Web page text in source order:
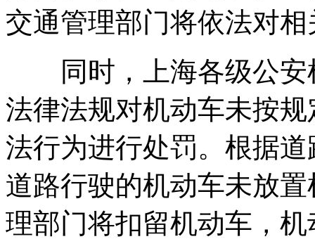
交通管理部门将依法对
同时，上海各级公安
法律法规对机动车未按
法行为进行处罚。根据
道路行驶的机动车未放
理部门将扣留机动车，